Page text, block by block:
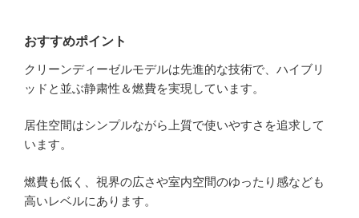
おすすめポイント
クリーンディーゼルモデルは先進的な技術で、ハイブリ
ッドと並ぶ静粛性＆燃費を実現しています。
居住空間はシンプルながら上質で使いやすさを追求して
います。
燃費も低く、視界の広さや室内空間のゆったり感なども
高いレベルにあります。